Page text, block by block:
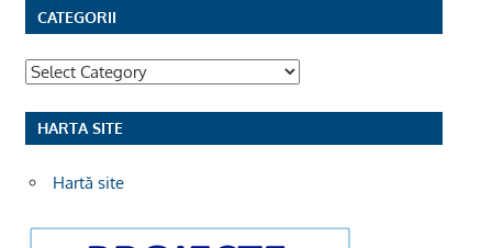
CATEGORII
Categorii
HARTA SITE
Hartă site